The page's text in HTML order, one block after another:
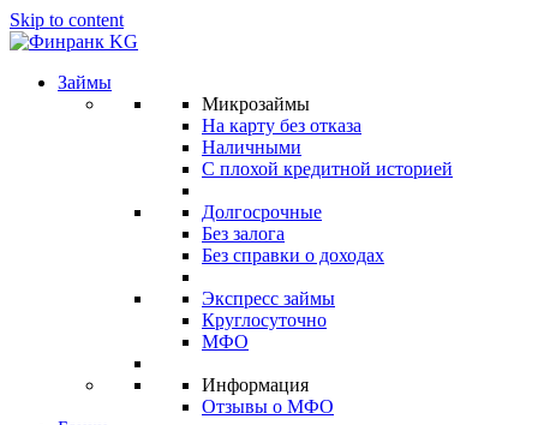
Skip to content
Займы
Микрозаймы
На карту без отказа
Наличными
С плохой кредитной историей
Долгосрочные
Без залога
Без справки о доходах
Экспресс займы
Круглосуточно
МФО
Информация
Отзывы о МФО